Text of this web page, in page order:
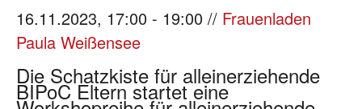
16.11.2023, 17:00 - 19:00 // Frauenladen
Paula Weißensee
Die Schatzkiste für alleinerziehende
BIPoC Eltern startet eine